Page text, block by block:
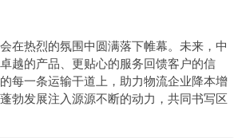
在热烈的氛围中圆满落下帷幕。未来，中
越的产品、更贴心的服务回馈客户的信
每一条运输干道上，助力物流企业降本增
勃发展注入源源不断的动力，共同书写区